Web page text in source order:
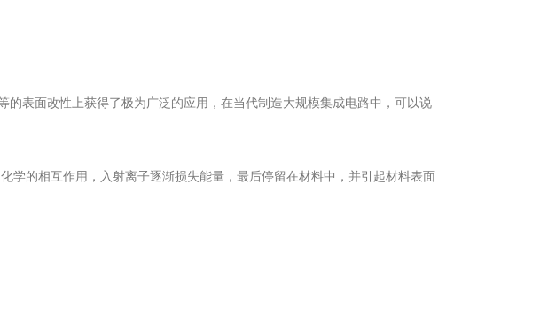
表面改性上获得了极为广泛的应用，在当代制造大规模集成电路中，可以说
学的相互作用，入射离子逐渐损失能量，最后停留在材料中，并引起材料表面